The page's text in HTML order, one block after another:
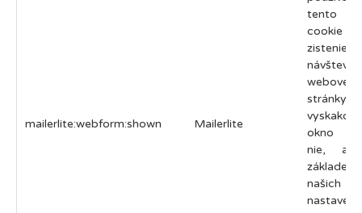
mailerlite:webform:shown Mailerlite
tento
cookie
návštevník
webovej
stránky
okno
nie, a
základe
našich